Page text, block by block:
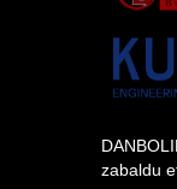
zabaldu